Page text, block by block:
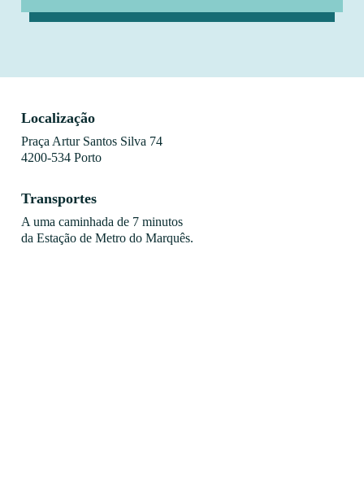
Localização
Praça Artur Santos Silva 74
4200-534 Porto
Transportes
A uma caminhada de 7 minutos
da Estação de Metro do Marquês.